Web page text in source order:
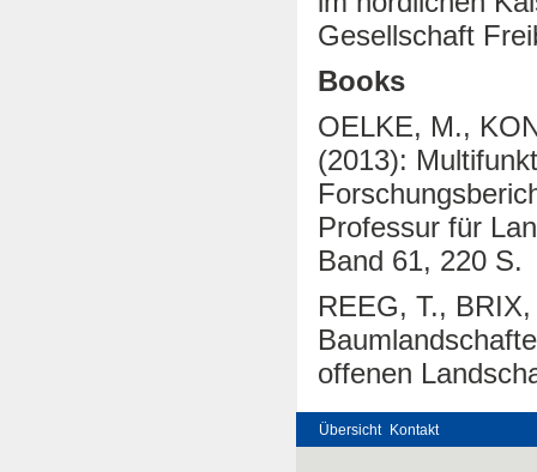
Gesellschaft
Books
OELKE, M.,
(2013):
Professur für
Band 61, 220 S.
REEG, T.,
offenen
Übersicht Kontakt